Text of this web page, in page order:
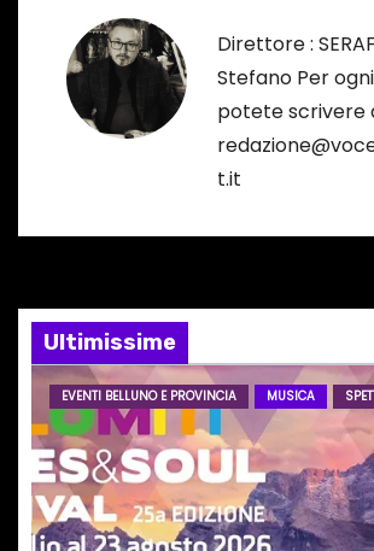
e
a
r
t
i
Direttore :
Stefano Per
potete scrivere
t.it
Ultimissime
EVENTI BELLUNO E PROVINCIA MUSICA